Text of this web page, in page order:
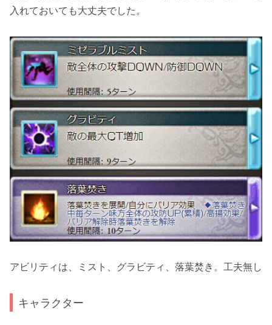
入れておいても大丈夫でした。
アビリティは、ミスト、グラビティ、落葉焚き。工夫無し
キャラクター